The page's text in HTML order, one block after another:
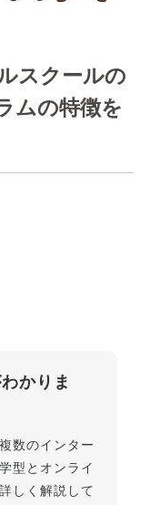
スクールの
ムの特徴を
かりま
数のインター
型とオンライ
しく解説して